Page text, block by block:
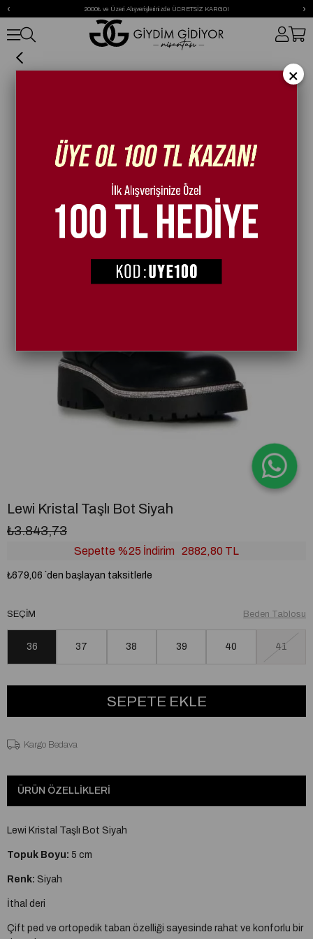
2000₺ ve Üzeri Alışverişlerinizde ÜCRETSİZ KARGO!
‹ ›
Lewi Kristal Taşlı Bot Siyah
Lewi Kristal Taşlı Bot Siyah
₺3.843,73
Sepette %25 İndirim 2882,80 TL
₺679,06 `den başlayan taksitlerle
Beden Tablosu
SEÇIM
36 37 38 39 40 41
Kargo Bedava
ÜRÜN ÖZELLIKLERI
Lewi Kristal Taşlı Bot Siyah
Topuk Boyu: 5 cm
Renk: Siyah
İthal deri
Çift ped ve ortopedik taban özelliği sayesinde rahat ve konforlu bir
×